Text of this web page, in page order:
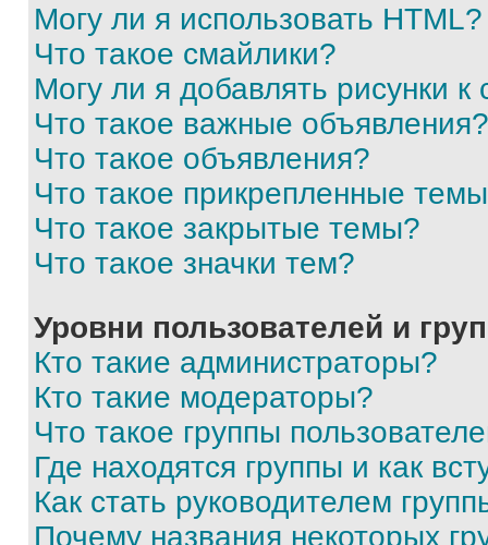
Могу ли я использовать HTML?
Что такое смайлики?
Могу ли я добавлять рисунки
Что такое важные объявления?
Что такое объявления?
Что такое прикрепленные
Что такое закрытые темы?
Что такое значки тем?
Уровни пользователей и
Кто такие администраторы?
Кто такие модераторы?
Что такое группы
Где находятся группы и как
Как стать руководителем
Почему названия некоторых